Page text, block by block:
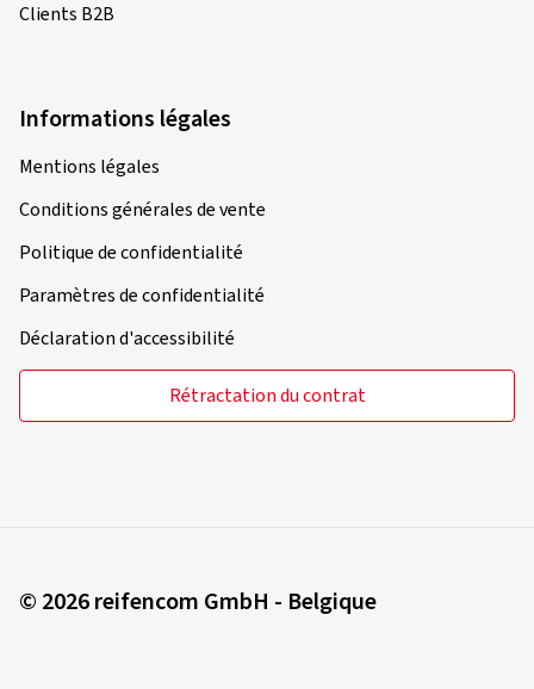
Clients B2B
Informations légales
Mentions légales
Conditions générales de vente
Politique de confidentialité
Paramètres de confidentialité
Déclaration d'accessibilité
Rétractation du contrat
© 2026 reifencom GmbH - Belgique